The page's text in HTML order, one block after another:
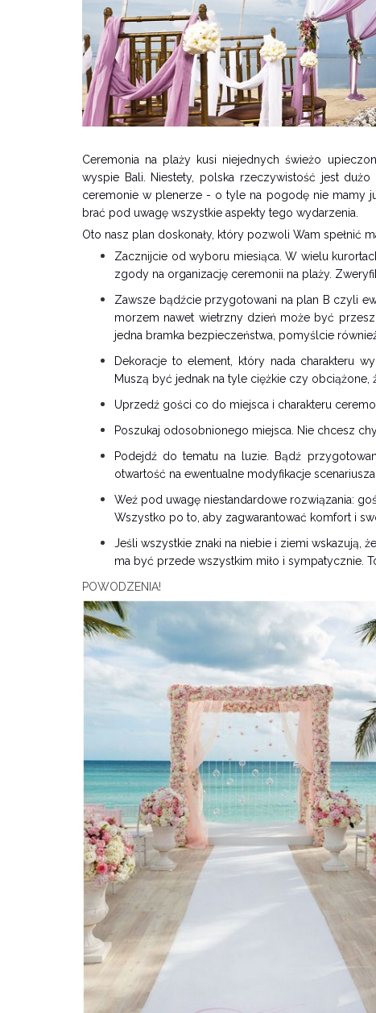
Ceremonia na plaży kusi niejednych świeżo
wyspie Bali. Niestety, polska rzeczywistość jest
ceremonie w plenerze - o tyle na pogodę nie mamy
brać pod uwagę wszystkie aspekty tego wydarzenia.
Oto nasz plan doskonały, który pozwoli Wam spełnić
Zacznijcie od wyboru miesiąca. W wielu
zgody na organizację ceremonii na plaży.
Zawsze bądźcie przygotowani na plan B czyli
morzem nawet wietrzny dzień może być
jedna bramka bezpieczeństwa, pomyślcie
Dekoracje to element, który nada charakteru
Muszą być jednak na tyle ciężkie czy obciążone,
Uprzedź gości co do miejsca i charakteru
Poszukaj odosobnionego miejsca. Nie chcesz
Podejdź do tematu na luzie. Bądź
otwartość na ewentualne modyfikacje
Weź pod uwagę niestandardowe rozwiązania:
Wszystko po to, aby zagwarantować komfort i
Jeśli wszystkie znaki na niebie i ziemi wskazują,
ma być przede wszystkim miło i sympatycznie.
POWODZENIA!